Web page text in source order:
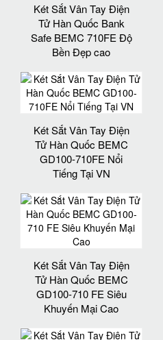
Két Sắt Vân Tay Điện
Tử Hàn Quốc Bank
Safe BEMC 710FE Độ
Bền Đẹp cao
Két Sắt Vân Tay Điện
Tử Hàn Quốc BEMC
GD100-710FE Nổi
Tiếng Tại VN
Két Sắt Vân Tay Điện
Tử Hàn Quốc BEMC
GD100-710 FE Siêu
Khuyến Mại Cao